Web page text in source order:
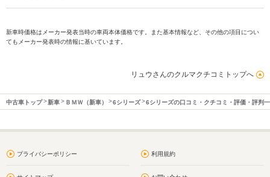
新車時価格はメーカー発表当時の車両本体価格です。また基本情報など、その他の項目につい
てもメーカー発表時の情報に基いています。
リュウさんのクルマクチコミトップへ
中古車トップ 新車 ＢＭＷ（新車） 6シリーズ 6シリーズの口コミ・クチコミ・評価・評判
プライバシーポリシー 利用規約